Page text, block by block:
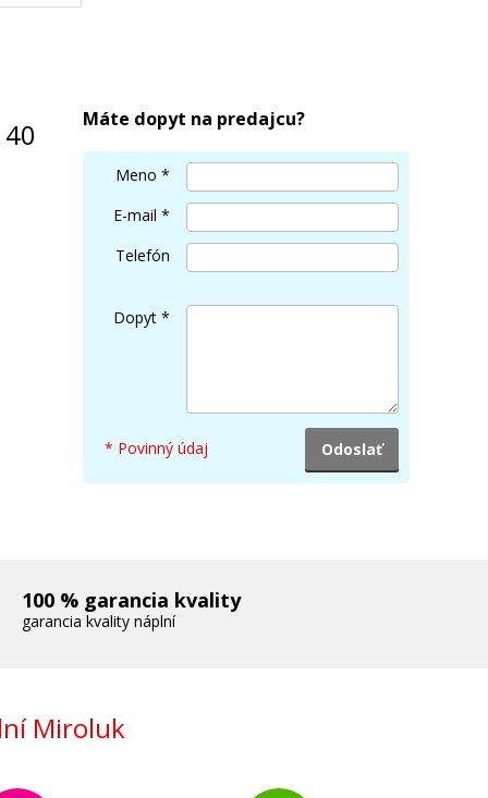
Máte dopyt na predajcu?
Meno *
E-mail *
Telefón
Dopyt *
* Povinný údaj
100 % garancia kvality
garancia kvality náplní
Miroluk